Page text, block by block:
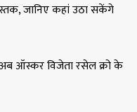
जानिए कहां उठा सकेंगे
अब ऑस्कर विजेता रसेल क्रो के